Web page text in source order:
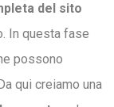
del sito
In questa fase
possono
qui creiamo una